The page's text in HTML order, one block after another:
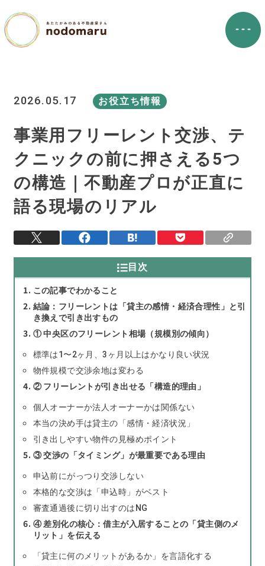
2026.05.17 お役立ち情報
事業用フリーレント交渉、テ
クニックの前に押さえる5つ
の構造｜不動産プロが正直に
語る現場のリアル
目次
この記事でわかること
結論：フリーレントは「貸主の感情・経済合理性」と引
き換えで引き出すもの
① 中央区のフリーレント相場（規模別の傾向）
標準は1〜2ヶ月、3ヶ月以上はかなり良い状況
物件規模で交渉余地は変わる
② フリーレントが引き出せる「構造的理由」
個人オーナーか法人オーナーかは関係ない
本当の決め手は貸主の「感情・経済状況」
引き出しやすい物件の見極めポイント
③ 交渉の「タイミング」が最重要である理由
申込前にがっつり交渉しない
本格的な交渉は「申込時」がベスト
審査通過後に切り出すのはNG
④ 差別化の核心：借主が入居することの「貸主側のメ
リット」を伝える
「貸主に何のメリットがあるか」を言語化する